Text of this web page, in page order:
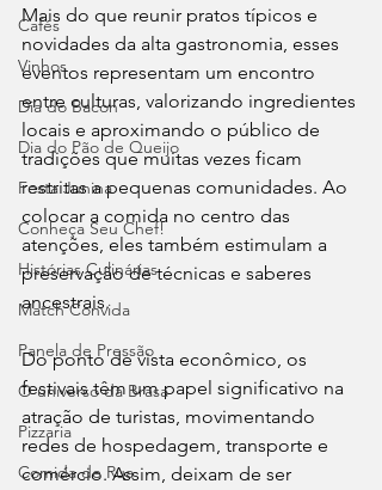
Cafés
Vinhos
Dia do Bacon
Dia do Pão de Queijo
Festa Junina
Conheça Seu Chef!
Histórias Culinárias
Match Convida
Panela de Pressão
O universo da Brasa
Pizzaria
Comida de Rua
Mais do que reunir pratos típicos e
novidades da alta gastronomia, esses
eventos representam um encontro
entre culturas, valorizando ingredientes
locais e aproximando o público de
tradições que muitas vezes ficam
restritas a pequenas comunidades. Ao
colocar a comida no centro das
atenções, eles também estimulam a
preservação de técnicas e saberes
ancestrais.
Do ponto de vista econômico, os
festivais têm um papel significativo na
atração de turistas, movimentando
redes de hospedagem, transporte e
comércio. Assim, deixam de ser